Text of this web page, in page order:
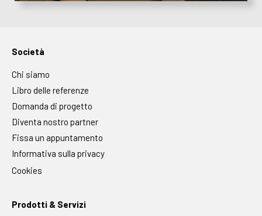
Società
Chi siamo
Libro delle referenze
Domanda di progetto
Diventa nostro partner
Fissa un appuntamento
Informativa sulla privacy
Cookies
Prodotti & Servizi